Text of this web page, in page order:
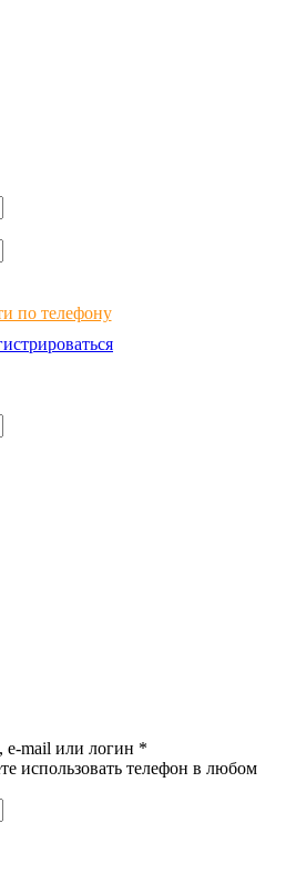
по телефону
mail или логин *
использовать телефон в любом